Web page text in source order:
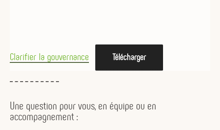
Clarifier la gouvernance Télécharger
Une question pour vous, en équipe ou en
accompagnement :